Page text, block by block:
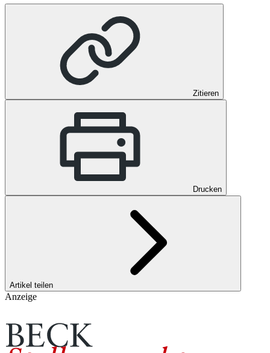
Zitieren
Drucken
Artikel teilen
Anzeige